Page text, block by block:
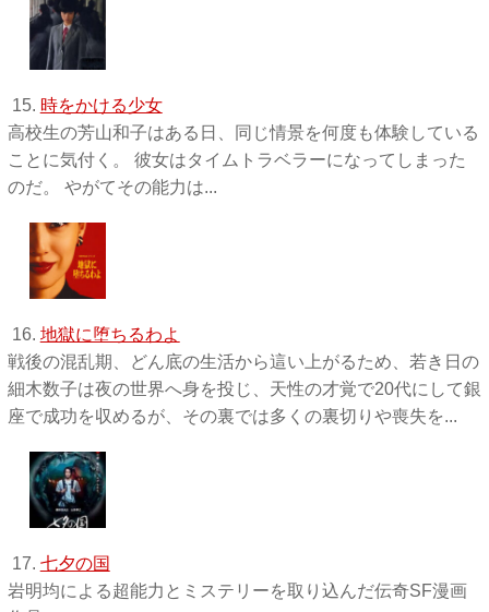
15. 時をかける少女
高校生の芳山和子はある日、同じ情景を何度も体験している
ことに気付く。 彼女はタイムトラベラーになってしまった
のだ。 やがてその能力は...
16. 地獄に堕ちるわよ
戦後の混乱期、どん底の生活から這い上がるため、若き日の
細木数子は夜の世界へ身を投じ、天性の才覚で20代にして銀
座で成功を収めるが、その裏では多くの裏切りや喪失を...
17. 七夕の国
岩明均による超能力とミステリーを取り込んだ伝奇SF漫画